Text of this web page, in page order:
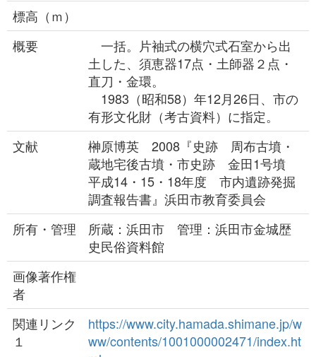
標高（ｍ）
概要
一括。片袖式の横穴式石室から出
土した、須恵器17点・土師器２点・
直刀・金環。
1983（昭和58）年12月26日、市の
有形文化財（考古資料）に指定。
文献
榊原博英 2008『史跡 周布古墳・
蔵地宅後古墳・市史跡 金田1号墳
平成14・15・18年度 市内遺跡発掘
調査報告書』浜田市教育委員会
所有・管理
所蔵：浜田市 管理：浜田市金城歴
史民俗資料館
画像著作権
者
関連リンク
１
https://www.city.hamada.shimane.jp/w
ww/contents/1001000002471/index.ht